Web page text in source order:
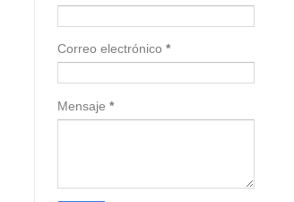
Correo electrónico *
Mensaje *